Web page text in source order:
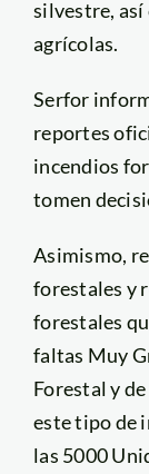
silvestre,
agrícolas.
Serfor
reportes
incendios
tomen
Asimismo,
forestales y
forestales
faltas Muy
Forestal y
este tipo de
las 5000